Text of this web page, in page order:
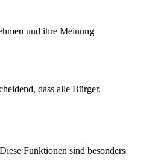
und ihre Meinung
dass alle Bürger,
Funktionen sind besonders